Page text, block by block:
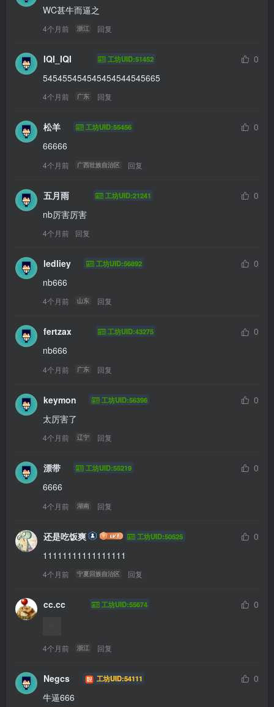
WC甚牛而逼之
4个月前 浙江 回复
IQI_IQI 工坊UID:51452
0
545455454545454544545665
4个月前 广东 回复
松羊 工坊UID:55456
0
66666
4个月前 广西壮族自治区 回复
五月雨 工坊UID:21241
0
nb厉害厉害
4个月前 回复
ledliey 工坊UID:56892
0
nb666
4个月前 山东 回复
fertzax 工坊UID:43275
0
nb666
4个月前 广东 回复
keymon 工坊UID:56396
0
太厉害了
4个月前 辽宁 回复
漂带 工坊UID:55219
0
6666
4个月前 湖南 回复
还是吃饭爽 工坊UID:50525
0
11111111111111111
4个月前 宁夏回族自治区 回复
cc.cc 工坊UID:55674 0
4个月前 浙江 回复
Negcs 工坊UID:54111
0
牛逼666